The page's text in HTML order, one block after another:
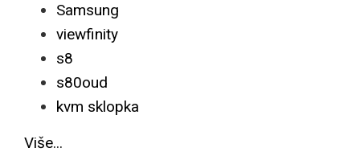
Samsung
viewfinity
s8
s80oud
kvm sklopka
Više...